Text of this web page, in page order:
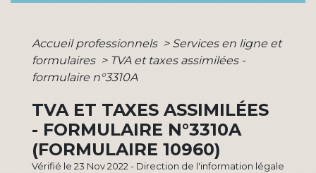
Accueil professionnels > Services en ligne et
formulaires > TVA et taxes assimilées -
formulaire n°3310A
TVA ET TAXES ASSIMILÉES
- FORMULAIRE N°3310A
(FORMULAIRE 10960)
Vérifié le 23 Nov 2022 - Direction de l'information légale